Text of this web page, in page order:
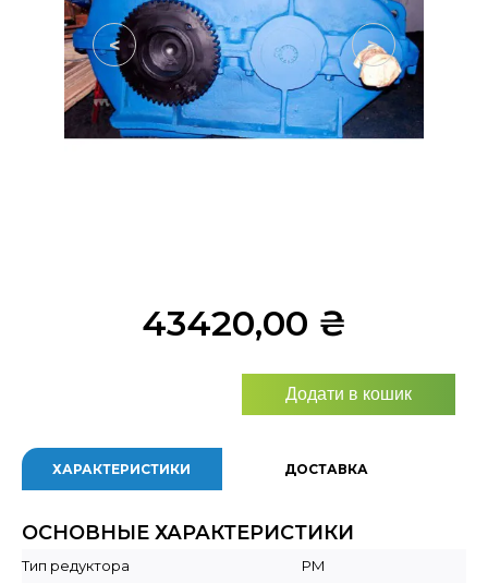
< >
43420,00 ₴
Додати в кошик
ХАРАКТЕРИСТИКИ ДОСТАВКА
ОСНОВНЫЕ ХАРАКТЕРИСТИКИ
Тип редуктора
РМ